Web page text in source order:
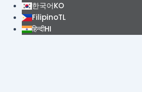
한국어KO
FilipinoTL
हिन्दीHI